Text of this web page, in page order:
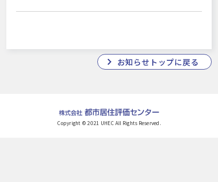
お知らせトップに戻る
Copyright © 2021 UHEC All Rights Reserved.